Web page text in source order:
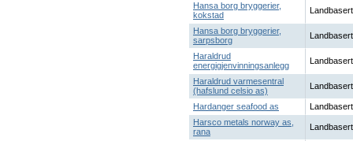
Hansa borg bryggerier,
kokstad
Landbasert
Hansa borg bryggerier,
sarpsborg
Landbasert
Haraldrud
energigjenvinningsanlegg
Landbasert
Haraldrud varmesentral
(hafslund celsio as)
Landbasert
Hardanger seafood as
Landbasert
Harsco metals norway as,
rana
Landbasert